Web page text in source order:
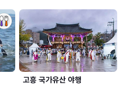
고흥 국가유산 야행